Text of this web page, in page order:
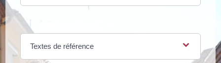
Textes de référence